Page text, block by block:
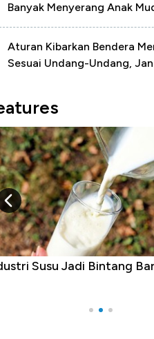
Banyak Menyerang Anak
Aturan Kibarkan Bendera
Sesuai Undang-Undang,
Susu Jadi Bintang